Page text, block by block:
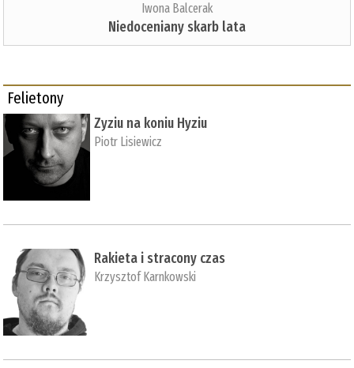
Iwona Balcerak
Niedoceniany skarb lata
Felietony
Zyziu na koniu Hyziu
Piotr Lisiewicz
Rakieta i stracony czas
Krzysztof Karnkowski